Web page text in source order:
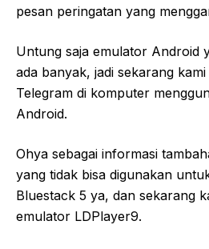
pesan peringatan yang
Untung saja emulator Android
ada banyak, jadi sekarang
Telegram di komputer
Android.
Ohya sebagai informasi
yang tidak bisa digunakan
Bluestack 5 ya, dan sekarang
emulator LDPlayer9.